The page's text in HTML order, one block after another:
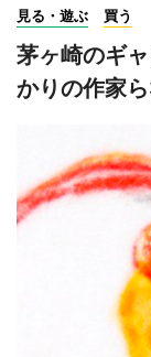
見る・遊ぶ 買う
茅ヶ崎のギ
かりの作家